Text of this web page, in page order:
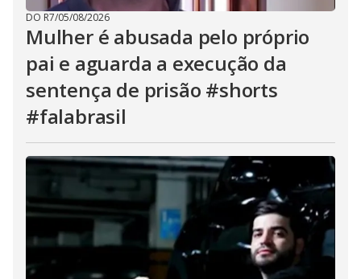
DO R7/05/08/2026
Mulher é abusada pelo próprio
pai e aguarda a execução da
sentença de prisão #shorts
#falabrasil